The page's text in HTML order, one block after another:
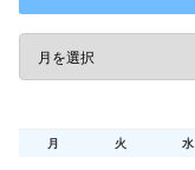
月 火 水